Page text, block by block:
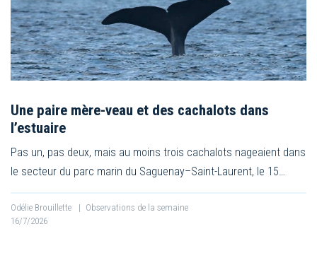
Une paire mère-veau et des cachalots dans
l’estuaire
Pas un, pas deux, mais au moins trois cachalots nageaient dans
le secteur du parc marin du Saguenay–Saint-Laurent, le 15…
Odélie Brouillette | Observations de la semaine
16/7/2026